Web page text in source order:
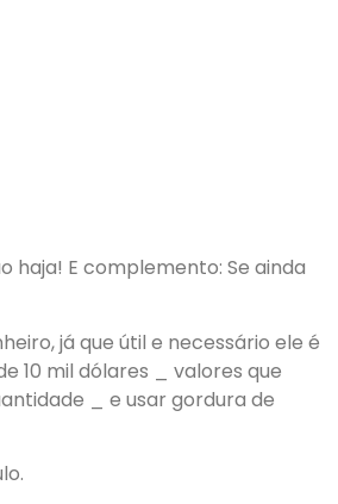
o haja! E complemento: Se ainda
já que útil e necessário ele é
10 mil dólares _ valores que
_ e usar gordura de